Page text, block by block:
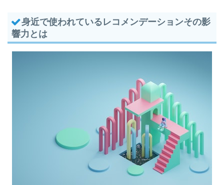
身近で使われているレコメンデーションその影
響力とは